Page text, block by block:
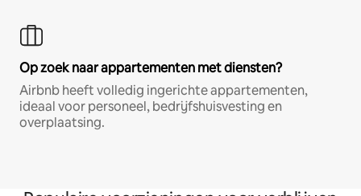
Op zoek naar appartementen met diensten?
Airbnb heeft volledig ingerichte appartementen,
ideaal voor personeel, bedrijfshuisvesting en
overplaatsing.